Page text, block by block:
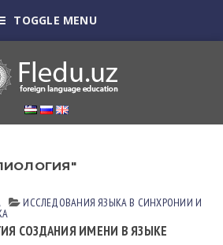
TOGGLE MENU
ИССЛЕДОВАНИЯ ЯЗЫКА В СИНХРОНИИ И
СОЗДАНИЯ ИМЕНИ В ЯЗЫКЕ